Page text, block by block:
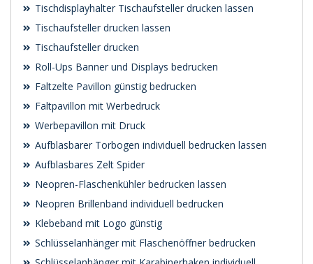
Tischdisplayhalter Tischaufsteller drucken lassen
Tischaufsteller drucken lassen
Tischaufsteller drucken
Roll-Ups Banner und Displays bedrucken
Faltzelte Pavillon günstig bedrucken
Faltpavillon mit Werbedruck
Werbepavillon mit Druck
Aufblasbarer Torbogen individuell bedrucken lassen
Aufblasbares Zelt Spider
Neopren-Flaschenkühler bedrucken lassen
Neopren Brillenband individuell bedrucken
Klebeband mit Logo günstig
Schlüsselanhänger mit Flaschenöffner bedrucken